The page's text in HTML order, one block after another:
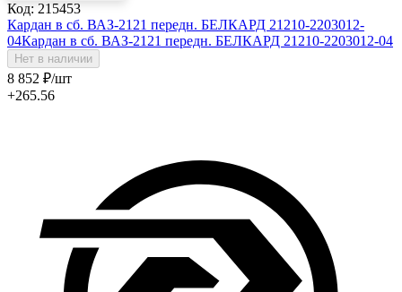
Код: 215453
Кардан в сб. ВАЗ-2121 передн. БЕЛКАРД 21210-2203012-
04Кардан в сб. ВАЗ-2121 передн. БЕЛКАРД 21210-2203012-04
Нет в наличии
8 852 ₽/шт
+265.56